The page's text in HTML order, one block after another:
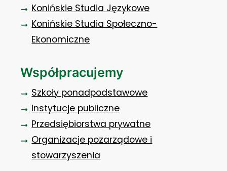
Konińskie Studia Językowe
Konińskie Studia Społeczno-
Ekonomiczne
Współpracujemy
Szkoły ponadpodstawowe
Instytucje publiczne
Przedsiębiorstwa prywatne
Organizacje pozarządowe i
stowarzyszenia